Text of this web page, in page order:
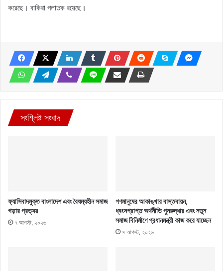
করেছে। বাকিরা পলাতক রয়েছে।
সংশ্লিষ্ট সংবাদ
ফ্যাসিবাদমুক্ত বাংলাদেশ এবং বৈষম্যহীন সমাজ
গড়ার প্রত্যয়
৭ আগস্ট, ২০২৬
গণমানুষের আকাঙ্খার বাস্তবায়ন,
ধ্বংসপ্রাপ্ত অর্থনীতি পুনরুদ্ধার এবং নতুন
সমাজ বিনির্মাণে প্রধানমন্ত্রী কাজ করে যাচ্ছেন
৭ আগস্ট, ২০২৬